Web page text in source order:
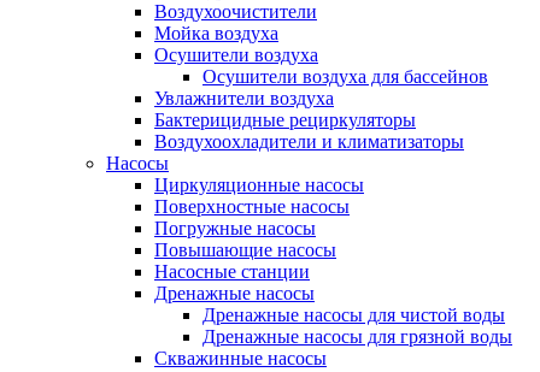
Воздухоочистители
Мойка воздуха
Осушители воздуха
Осушители воздуха для бассейнов
Увлажнители воздуха
Бактерицидные рециркуляторы
Воздухоохладители и климатизаторы
Насосы
Циркуляционные насосы
Поверхностные насосы
Погружные насосы
Повышающие насосы
Насосные станции
Дренажные насосы
Дренажные насосы для чистой воды
Дренажные насосы для грязной воды
Скважинные насосы